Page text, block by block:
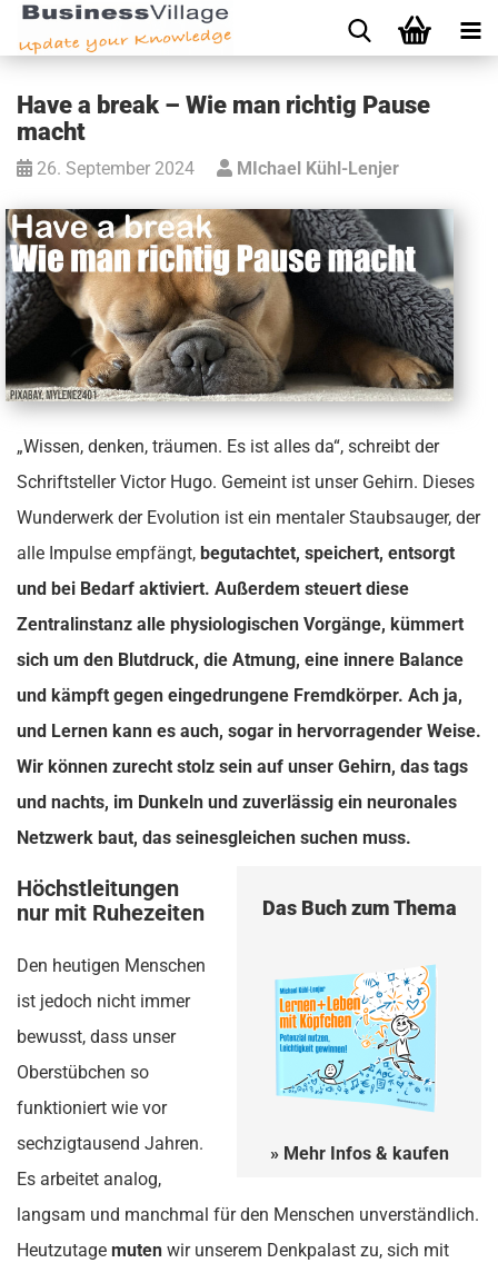
Have a break – Wie man richtig Pause
macht
26. September 2024 MIchael Kühl-Lenjer
„Wissen, denken, träumen. Es ist alles da“, schreibt der
Schriftsteller Victor Hugo. Gemeint ist unser Gehirn. Dieses
Wunderwerk der Evolution ist ein mentaler Staubsauger, der
alle Impulse empfängt, begutachtet, speichert, entsorgt
und bei Bedarf aktiviert. Außerdem steuert diese
Zentralinstanz alle physiologischen Vorgänge, kümmert
sich um den Blutdruck, die Atmung, eine innere Balance
und kämpft gegen eingedrungene Fremdkörper. Ach ja,
und Lernen kann es auch, sogar in hervorragender Weise.
Wir können zurecht stolz sein auf unser Gehirn, das tags
und nachts, im Dunkeln und zuverlässig ein neuronales
Netzwerk baut, das seinesgleichen suchen muss.
Das Buch zum Thema
» Mehr Infos & kaufen
Höchstleitungen
nur mit Ruhezeiten
Den heutigen Menschen
ist jedoch nicht immer
bewusst, dass unser
Oberstübchen so
funktioniert wie vor
sechzigtausend Jahren.
Es arbeitet analog,
langsam und manchmal für den Menschen unverständlich.
Heutzutage muten wir unserem Denkpalast zu, sich mit